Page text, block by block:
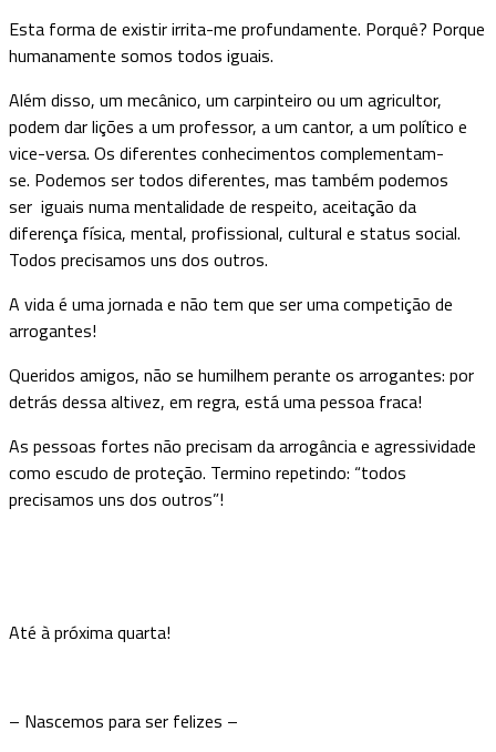
Esta forma de existir irrita-me profundamente. Porquê? Porque
humanamente somos todos iguais.
Além disso, um mecânico, um carpinteiro ou um agricultor,
podem dar lições a um professor, a um cantor, a um político e
vice-versa. Os diferentes conhecimentos complementam-
se. Podemos ser todos diferentes, mas também podemos
ser iguais numa mentalidade de respeito, aceitação da
diferença física, mental, profissional, cultural e status social.
Todos precisamos uns dos outros.
A vida é uma jornada e não tem que ser uma competição de
arrogantes!
Queridos amigos, não se humilhem perante os arrogantes: por
detrás dessa altivez, em regra, está uma pessoa fraca!
As pessoas fortes não precisam da arrogância e agressividade
como escudo de proteção. Termino repetindo: “todos
precisamos uns dos outros”!
Até à próxima quarta!
– Nascemos para ser felizes –